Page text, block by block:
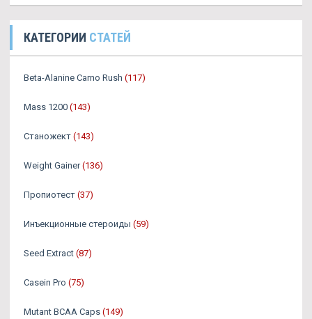
КАТЕГОРИИ СТАТЕЙ
Beta-Alanine Carno Rush (117)
Mass 1200 (143)
Станожект (143)
Weight Gainer (136)
Пропиотест (37)
Инъекционные стероиды (59)
Seed Extract (87)
Casein Pro (75)
Mutant BCAA Caps (149)